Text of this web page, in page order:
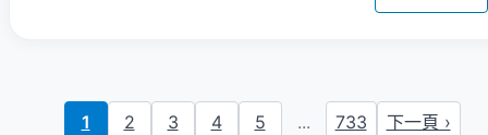
1 2 3 4 5 ... 733 下一頁 ›